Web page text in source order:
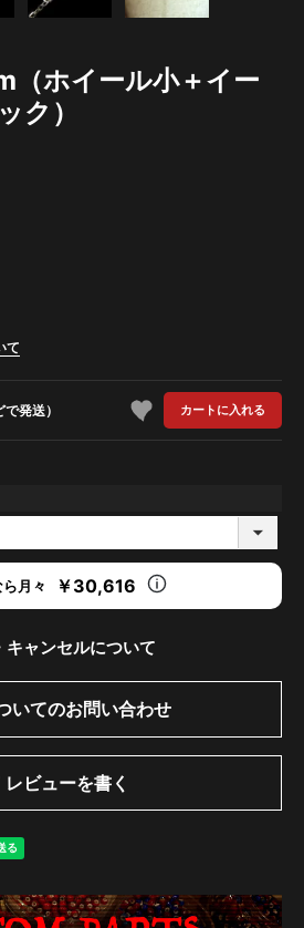
（ホイール小＋イー
ク）
て
発送） カートに入れる
月々 ￥30,616
キャンセルについて
いてのお問い合わせ
レビューを書く